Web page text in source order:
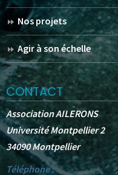
Nos projets
Agir à son échelle
CONTACT
Association AILERONS
Université Montpellier 2
34090 Montpellier
Téléphone :